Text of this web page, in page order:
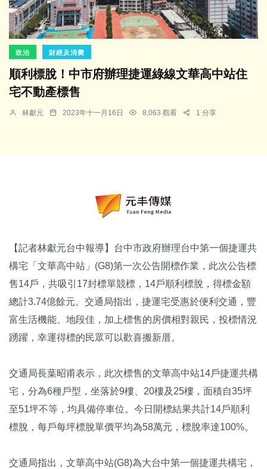
政治 財經及消費
順利標脫！中市府辦理捷運綠線文華高中站住
宅不動產標售
林獻元 2023年十一月16日 8,063 觀看 1 分享
【記者林獻元台中報導】台中市政府辦理台中第一個捷運共
構宅「文華高中站」(G8)第一次公告開標作業，此次公告標
售14戶，共吸引17封標單競標，14戶順利標脫，得標金額
總計3.74億餘元。交通局指出，捷運宅受惠於便利交通，豐
富生活機能、地段佳，加上標售的房價相對親民，投標情況
踴躍，幸運得標的民眾可以歡喜搬新厝。
交通局長葉昭甫表示，此次標售的文華高中站14戶捷運共構
宅，分為6種戶型，坐落於9樓、20樓及25樓，面積自35坪
至51坪不等，均具備停車位。今日開標結果共計14戶順利
標脫，每戶每坪標脫單價平均為58萬元，標脫率達100%。
交通局指出，文華高中站(G8)為大台中第一個捷運共構宅，